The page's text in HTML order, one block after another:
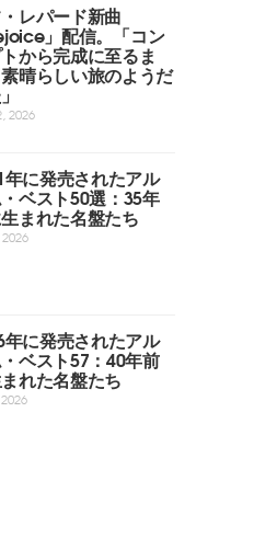
レパード新曲
」配信。「コン
から完成に至るま
晴らしい旅のようだ
2026
年に発売されたアル
ベスト50選：35年
まれた名盤たち
年に発売されたアル
ベスト57：40年前
れた名盤たち